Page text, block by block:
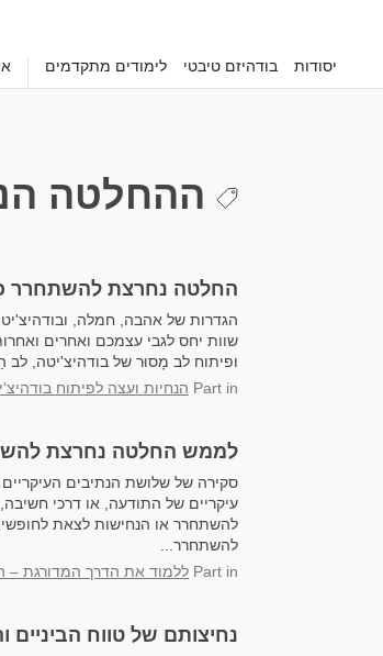
יסודות בודהיזם טיבטי לימודים מתקדמים
ההחלטה
החלטה נחרצת להשתחרר
הגדרות של אהבה, חמלה,
שוות יחס לגבי עצמכם ואחרים
ופיתוח לב מָסוּר של בודהיצ'יטה,
Part in הנחיות ועצה לפיתוח
לממש החלטה נחרצת
סקירה של שלושת הנתיבים
עיקריים של התודעה, או דרכי
להשתחרר או הנחישות לצאת
להשתחרר...
Part in ללמוד את הדרך המדורגת –
נחיצותם של טווח